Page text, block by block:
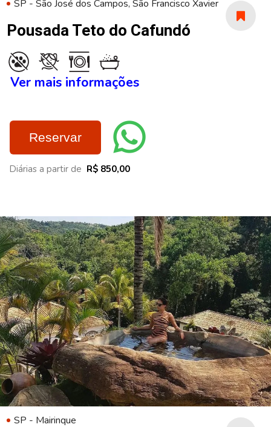
SP - São José dos Campos, São Francisco Xavier
Pousada Teto do Cafundó
Ver mais informações
Reservar
Diárias a partir de R$ 850,00
SP - Mairinque